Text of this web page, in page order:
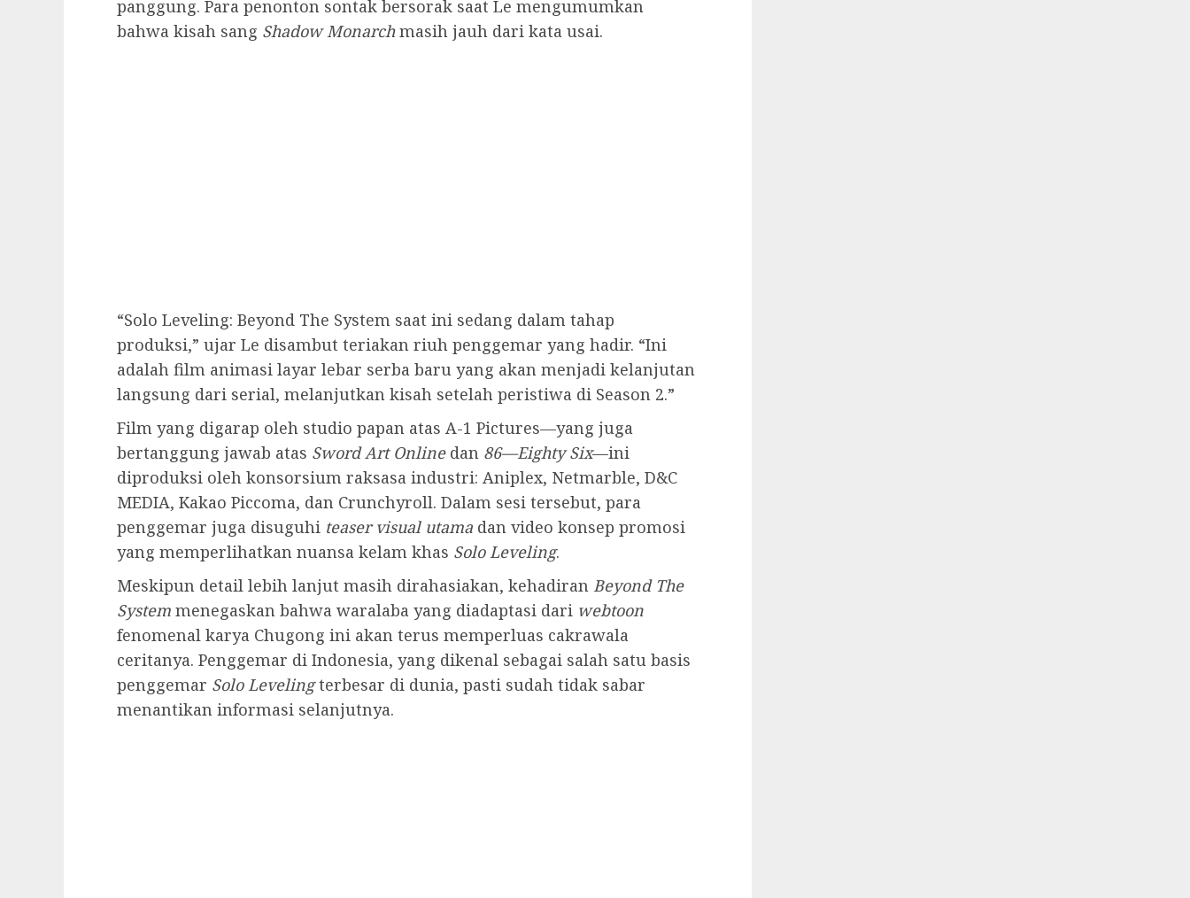
panggung. Para penonton sontak bersorak saat Le mengumumkan
bahwa kisah sang Shadow Monarchmasih jauh dari kata usai.
“Solo Leveling: Beyond The System saat ini sedang dalam tahap
produksi,” ujar Le disambut teriakan riuh penggemar yang hadir. “Ini
adalah film animasi layar lebar serba baru yang akan menjadi kelanjutan
langsung dari serial, melanjutkan kisah setelah peristiwa di Season 2.”
Film yang digarap oleh studio papan atas A-1 Pictures—yang juga
bertanggung jawab atas Sword Art Onlinedan 86—Eighty Six—ini
diproduksi oleh konsorsium raksasa industri: Aniplex, Netmarble, D&C
MEDIA, Kakao Piccoma, dan Crunchyroll. Dalam sesi tersebut, para
penggemar juga disuguhi teaser visual utama dan video konsep promosi
yang memperlihatkan nuansa kelam khas Solo Leveling.
Meskipun detail lebih lanjut masih dirahasiakan, kehadiran Beyond The
System menegaskan bahwa waralaba yang diadaptasi dari webtoon
fenomenal karya Chugong ini akan terus memperluas cakrawala
ceritanya. Penggemar di Indonesia, yang dikenal sebagai salah satu basis
penggemar Solo Levelingterbesar di dunia, pasti sudah tidak sabar
menantikan informasi selanjutnya.